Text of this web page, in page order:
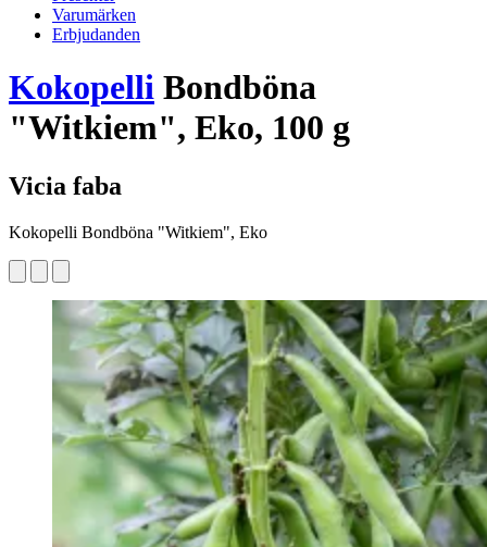
Varumärken
Erbjudanden
Kokopelli Bondböna
"Witkiem", Eko, 100 g
Vicia faba
Kokopelli Bondböna "Witkiem", Eko